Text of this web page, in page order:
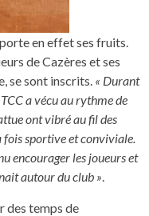
en effet ses fruits.
de Cazères et ses
se sont inscrits. « Durant
a vécu au rythme de
ont vibré au fil des
fois sportive et conviviale.
encourager les joueurs et
autour du club ».
des temps de